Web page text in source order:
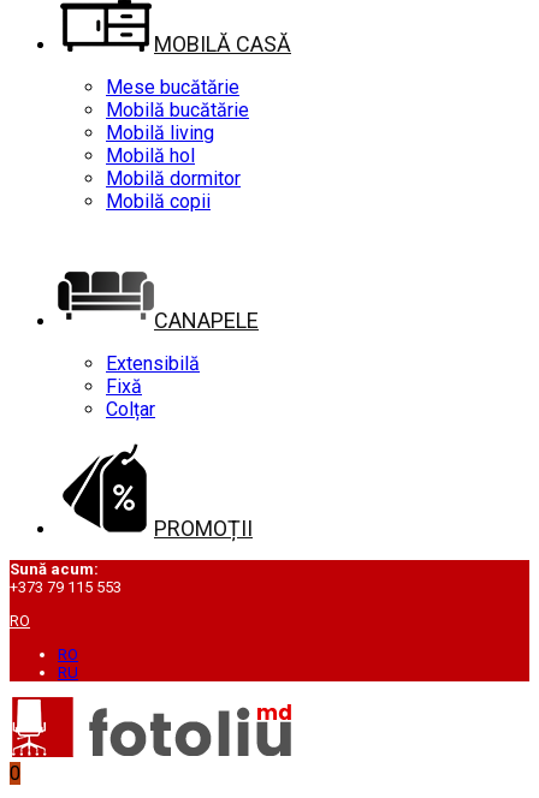
MOBILĂ CASĂ
Mese bucătărie
Mobilă bucătărie
Mobilă living
Mobilă hol
Mobilă dormitor
Mobilă copii
CANAPELE
Extensibilă
Fixă
Colțar
PROMOȚII
Sună acum:
+373 79 115 553
RO
RO
RU
0